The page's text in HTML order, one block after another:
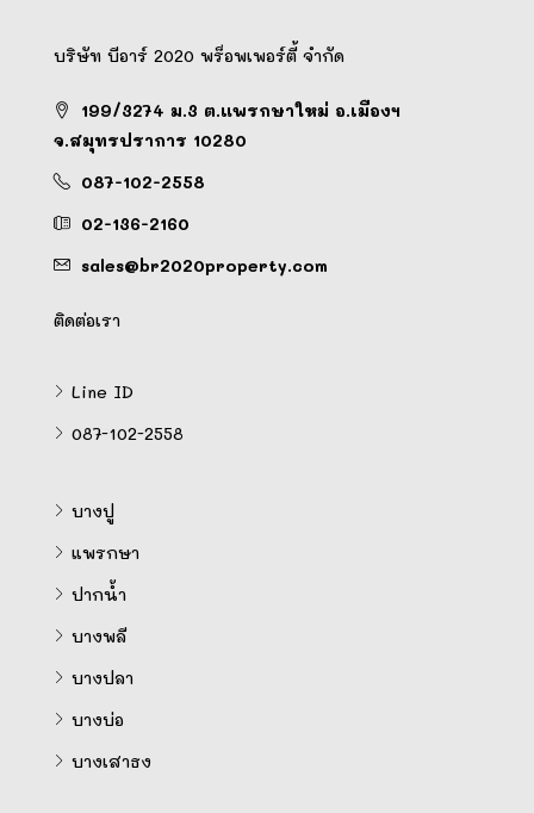
บริษัท บีอาร์ 2020 พร็อพเพอร์ตี้ จำกัด
199/3274 ม.3 ต.แพรกษาใหม่ อ.เมืองฯ
จ.สมุทรปราการ 10280
087-102-2558
02-136-2160
sales@br2020property.com
ติดต่อเรา
Line ID
087-102-2558
บางปู
แพรกษา
ปากน้ำ
บางพลี
บางปลา
บางบ่อ
บางเสาธง